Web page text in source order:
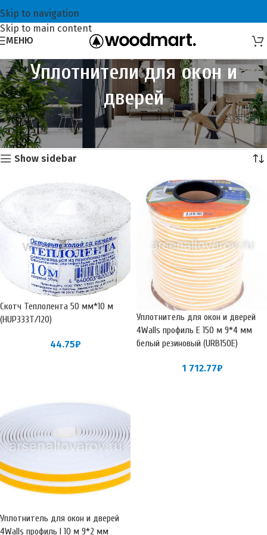
Skip to navigation
Skip to main content
МЕНЮ
Уплотнители для окон и
дверей
Главная Хозтовары
Уплотнители для окон и дверей
Showing all 3 results
Show sidebar
Скотч Теплолента 50 мм*10 м
(НUР333Т/120)
44.75₽
Уплотнитель для окон и дверей
4Walls профиль E 150 м 9*4 мм
белый резиновый (URB150E)
1 712.77₽
Уплотнитель для окон и дверей
4Walls профиль I 10 м 9*2 мм